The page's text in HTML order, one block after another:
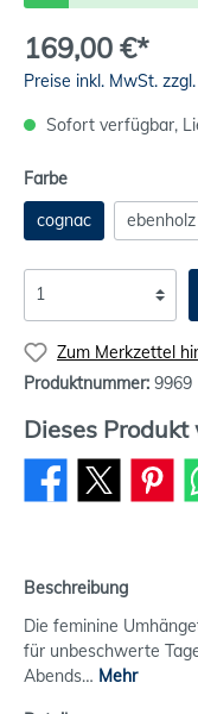
169,00 €*
Preise inkl. MwSt.
Sofort verfügbar,
Farbe
cognac
ebenholz
Zum Merkzettel
Produktnummer: 9969
Dieses
Beschreibung
Die feminine
für unbeschwerte
Abends… Mehr